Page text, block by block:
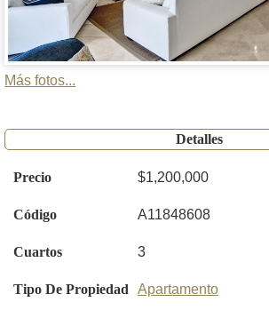
Más fotos...
Detalles
Precio $1,200,000
Código A11848608
Cuartos 3
Tipo De Propiedad Apartamento